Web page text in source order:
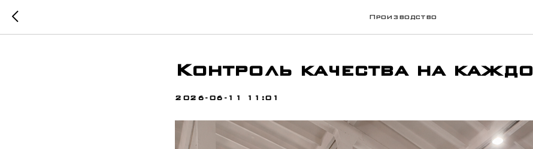
Производство
Контроль качества на
2026-06-11 11:01